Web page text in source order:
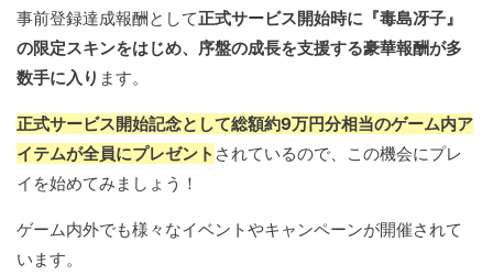
事前登録達成報酬として正式サービス開始時に『毒島冴子』
の限定スキンをはじめ、序盤の成長を支援する豪華報酬が多
数手に入り ます。
正式サービス開始記念として総額約9万円分相当のゲーム内ア
イテムが全員にプレゼント されているので、この機会にプレ
イを始めてみましょう！
ゲーム内外でも様々なイベントやキャンペーンが開催されて
います。